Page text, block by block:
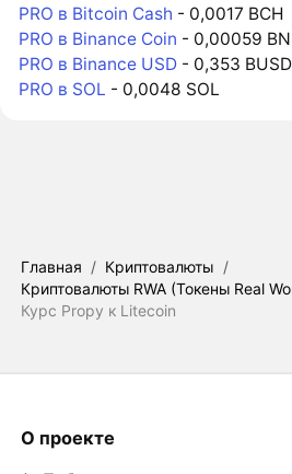
PRO в Bitcoin Cash - 0,0017 BCH
PRO в Binance Coin - 0,00059
PRO в Binance USD - 0,353 BUSD
PRO в SOL - 0,0048 SOL
Главная / Криптовалюты /
Криптовалюты RWA (Токены Real
Курс Propy к Litecoin
О проекте